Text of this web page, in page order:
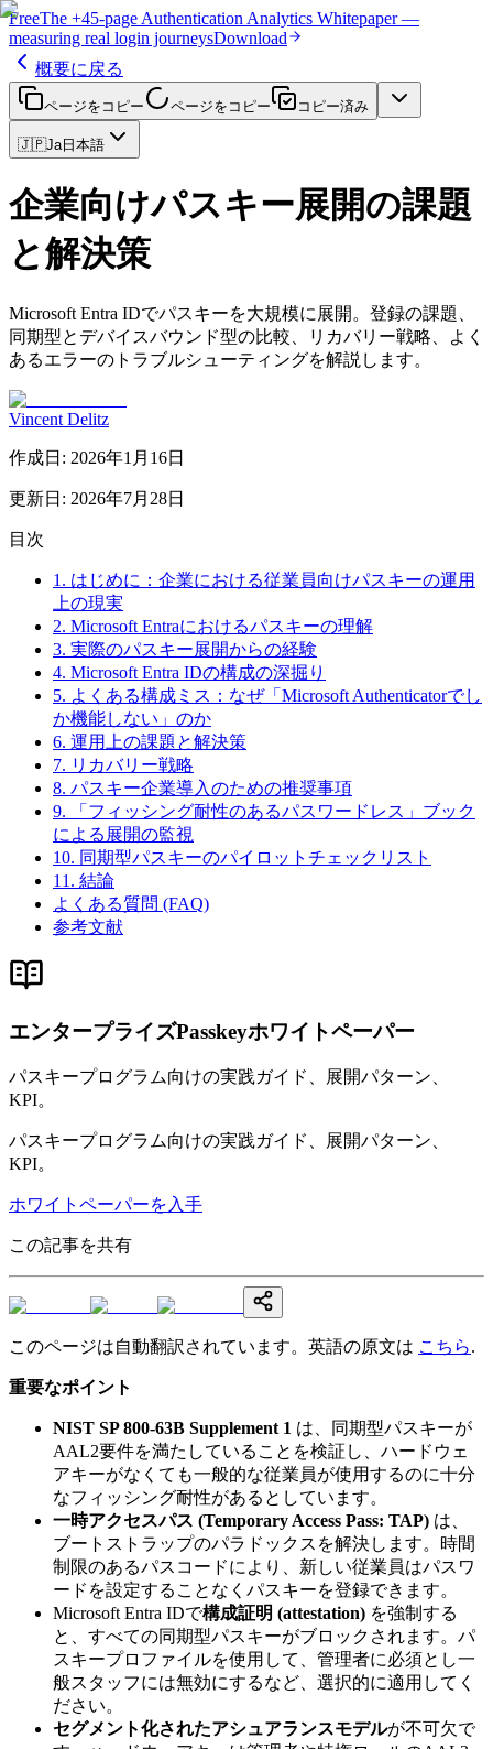
FreeThe +45-page Authentication Analytics Whitepaper —
measuring real login journeysDownload
概要に戻る
ページをコピー ページをコピー コピー済み
🇯🇵Ja日本語
企業向けパスキー展開の課題
と解決策
Microsoft Entra IDでパスキーを大規模に展開。登録の課題、
同期型とデバイスバウンド型の比較、リカバリー戦略、よく
あるエラーのトラブルシューティングを解説します。
Vincent Delitz
作成日 : 2026年1月16日
更新日 : 2026年7月28日
目次
1. はじめに：企業における従業員向けパスキーの運用
上の現実
2. Microsoft Entraにおけるパスキーの理解
3. 実際のパスキー展開からの経験
4. Microsoft Entra IDの構成の深掘り
5. よくある構成ミス：なぜ「Microsoft Authenticatorでし
か機能しない」のか
6. 運用上の課題と解決策
7. リカバリー戦略
8. パスキー企業導入のための推奨事項
9. 「フィッシング耐性のあるパスワードレス」ブック
による展開の監視
10. 同期型パスキーのパイロットチェックリスト
11. 結論
よくある質問 (FAQ)
参考文献
エンタープライズPasskeyホワイトペーパー
パスキープログラム向けの実践ガイド、展開パターン、
KPI。
パスキープログラム向けの実践ガイド、展開パターン、
KPI。
ホワイトペーパーを入手
この記事を共有
このページは自動翻訳されています。英語の原文は こちら.
重要なポイント
NIST SP 800-63B Supplement 1 は、同期型パスキーが
AAL2要件を満たしていることを検証し、ハードウェ
アキーがなくても一般的な従業員が使用するのに十分
なフィッシング耐性があるとしています。
一時アクセスパス (Temporary Access Pass: TAP) は、
ブートストラップのパラドックスを解決します。時間
制限のあるパスコードにより、新しい従業員はパスワ
ードを設定することなくパスキーを登録できます。
Microsoft Entra IDで構成証明 (attestation) を強制する
と、すべての同期型パスキーがブロックされます。パ
スキープロファイルを使用して、管理者に必須とし一
般スタッフには無効にするなど、選択的に適用してく
ださい。
セグメント化されたアシュアランスモデルが不可欠で